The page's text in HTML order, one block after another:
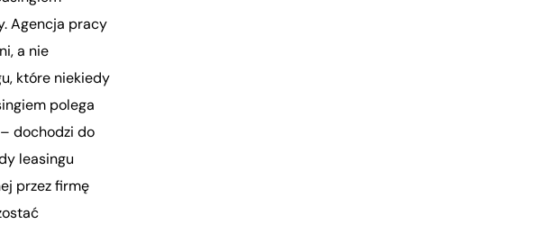
Agencja pracy
a nie
które niekiedy
polega
dochodzi do
leasingu
przez firmę